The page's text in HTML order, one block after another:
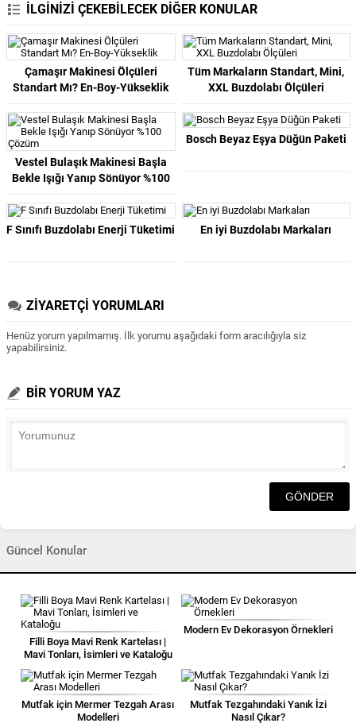
İLGİNİZİ ÇEKEBİLECEK DİĞER KONULAR
Çamaşır Makinesi Ölçüleri
Standart Mı? En-Boy-Yükseklik
Tüm Markaların Standart, Mini,
XXL Buzdolabı Ölçüleri
Vestel Bulaşık Makinesi Başla
Bekle Işığı Yanıp Sönüyor %100
Çözüm
Bosch Beyaz Eşya Düğün Paketi
F Sınıfı Buzdolabı Enerji Tüketimi En iyi Buzdolabı Markaları
ZİYARETÇİ YORUMLARI
Henüz yorum yapılmamış. İlk yorumu aşağıdaki form aracılığıyla siz
yapabilirsiniz.
BİR YORUM YAZ
Güncel Konular
Filli Boya Mavi Renk Kartelası |
Mavi Tonları, İsimleri ve Kataloğu
Modern Ev Dekorasyon Örnekleri
Mutfak için Mermer Tezgah Arası
Modelleri
Mutfak Tezgahındaki Yanık İzi
Nasıl Çıkar?